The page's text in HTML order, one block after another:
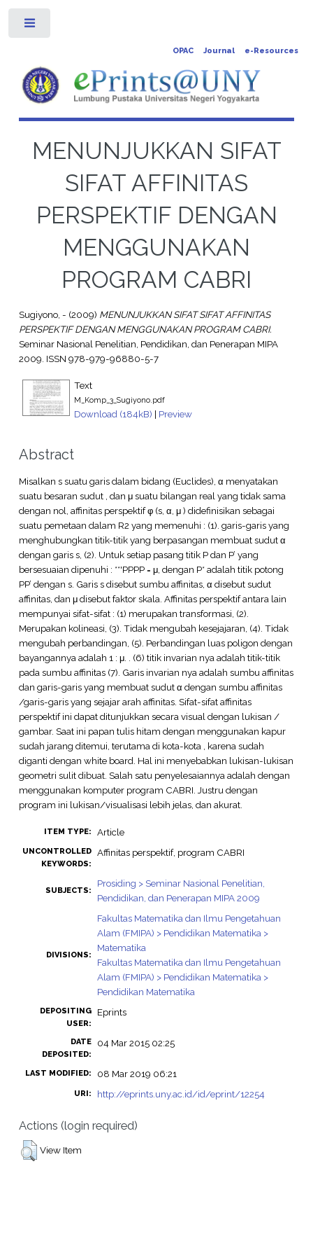
OPAC Journal e-Resources
MENUNJUKKAN SIFAT
SIFAT AFFINITAS
PERSPEKTIF DENGAN
MENGGUNAKAN
PROGRAM CABRI
Sugiyono, - (2009) MENUNJUKKAN SIFAT SIFAT AFFINITAS
PERSPEKTIF DENGAN MENGGUNAKAN PROGRAM CABRI.
Seminar Nasional Penelitian, Pendidikan, dan Penerapan MIPA
2009. ISSN 978-979-96880-5-7
Text
M_Komp_3_Sugiyono.pdf
Download (184kB) | Preview
Abstract
Misalkan s suatu garis dalam bidang (Euclides), α menyatakan
suatu besaran sudut , dan μ suatu bilangan real yang tidak sama
dengan nol, affinitas perspektif φ (s, α, μ ) didefinisikan sebagai
suatu pemetaan dalam R2 yang memenuhi : (1). garis-garis yang
menghubungkan titik-titik yang berpasangan membuat sudut α
dengan garis s, (2). Untuk setiap pasang titik P dan P’ yang
bersesuaian dipenuhi : **'PPPP = μ, dengan P* adalah titik potong
PP’ dengan s. Garis s disebut sumbu affinitas, α disebut sudut
affinitas, dan μ disebut faktor skala. Affinitas perspektif antara lain
mempunyai sifat-sifat : (1) merupakan transformasi, (2).
Merupakan kolineasi, (3). Tidak mengubah kesejajaran, (4). Tidak
mengubah perbandingan, (5). Perbandingan luas poligon dengan
bayangannya adalah 1 : μ. . (6) titik invarian nya adalah titik-titik
pada sumbu affinitas (7). Garis invarian nya adalah sumbu affinitas
dan garis-garis yang membuat sudut α dengan sumbu affinitas
/garis-garis yang sejajar arah affinitas. Sifat-sifat affinitas
perspektif ini dapat ditunjukkan secara visual dengan lukisan /
gambar. Saat ini papan tulis hitam dengan menggunakan kapur
sudah jarang ditemui, terutama di kota-kota , karena sudah
diganti dengan white board. Hal ini menyebabkan lukisan-lukisan
geometri sulit dibuat. Salah satu penyelesaiannya adalah dengan
menggunakan komputer program CABRI. Justru dengan
program ini lukisan/visualisasi lebih jelas, dan akurat.
ITEM TYPE: Article
UNCONTROLLED
KEYWORDS:
Affinitas perspektif, program CABRI
SUBJECTS:
Prosiding > Seminar Nasional Penelitian,
Pendidikan, dan Penerapan MIPA 2009
DIVISIONS:
Fakultas Matematika dan Ilmu Pengetahuan
Alam (FMIPA) > Pendidikan Matematika >
Matematika
Fakultas Matematika dan Ilmu Pengetahuan
Alam (FMIPA) > Pendidikan Matematika >
Pendidikan Matematika
DEPOSITING
USER:
Eprints
DATE
DEPOSITED:
04 Mar 2015 02:25
LAST MODIFIED: 08 Mar 2019 06:21
URI: http://eprints.uny.ac.id/id/eprint/12254
Actions (login required)
View Item